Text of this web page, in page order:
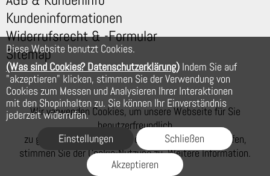
Diese Website benutzt Cookies.
(Was sind Cookies? Datenschutzerklärung) Indem Sie auf
"akzeptieren" klicken, stimmen Sie der Verwendung von
Cookies zum Messen und Analysieren Ihrer Interaktionen
mit den Shopinhalten zu. Sie können Ihr Einverständnis
jederzeit widerrufen.
Einstellungen
Schließen
Akzeptieren
Kundeninformationen
Widerrufsrecht & -Formular
Sitemap
Wir verwenden Cookies, um unsere Webseite für Sie
benutzerfreundlich
zu gestalten. Wenn Sie auf der Webseite weiter surfen,
stimmen Sie der Cookie-Nutzung zu. Weitere Information.